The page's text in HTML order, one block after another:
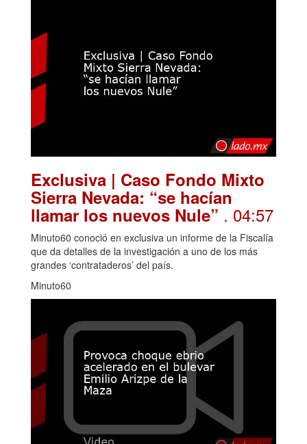
Exclusiva | Caso Fondo Mixto
Sierra Nevada: “se hacían
llamar los nuevos Nule” . 04:57
Minuto60 conoció en exclusiva un informe de la Fiscalía
que da detalles de la investigación a uno de los más
grandes ‘contrataderos’ del país.
Minuto60